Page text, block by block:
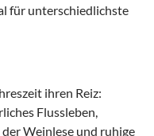
für unterschiedlichste
ihren Reiz:
Flussleben,
Weinlese und ruhige